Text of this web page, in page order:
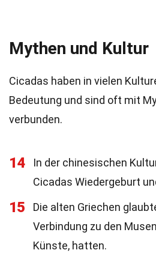
Mythen und Kultur
Cicadas haben in vielen
Bedeutung und sind oft mit
verbunden.
14
In der chinesischen
Cicadas Wiedergeburt
15
Die alten Griechen
Verbindung zu den
Künste, hatten.